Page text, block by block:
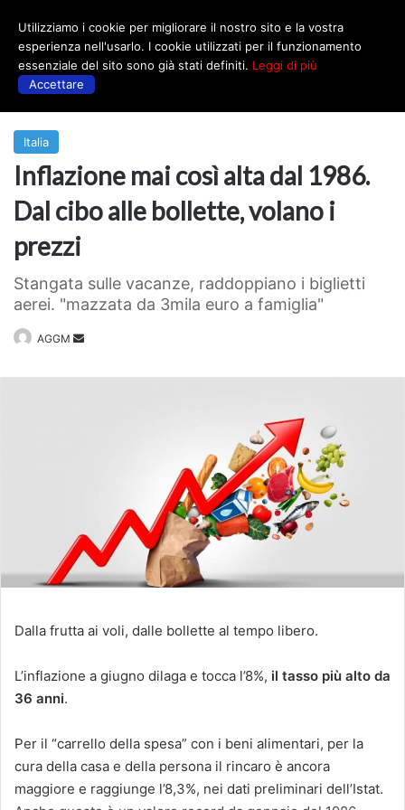
Italia
Inflazione mai così alta dal 1986.
Dal cibo alle bollette, volano i
prezzi
Stangata sulle vacanze, raddoppiano i biglietti
aerei. "mazzata da 3mila euro a famiglia"
AGGM
Invia
Dalla frutta ai voli, dalle bollette al tempo libero.
L’inflazione a giugno dilaga e tocca l’8%, il tasso più alto da
36 anni.
Per il “carrello della spesa” con i beni alimentari, per la
cura della casa e della persona il rincaro è ancora
maggiore e raggiunge l’8,3%, nei dati preliminari dell’Istat.
Utilizziamo i cookie per migliorare il nostro sito e la vostra
esperienza nell'usarlo. I cookie utilizzati per il funzionamento
essenziale del sito sono già stati definiti. Leggi di più
Accettare